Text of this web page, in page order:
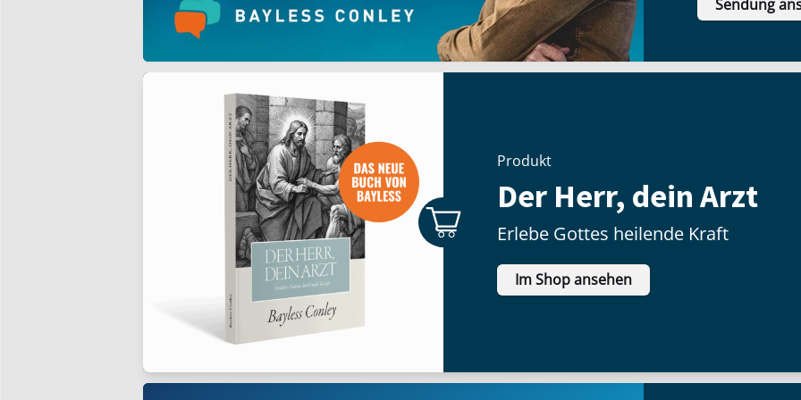
Sendung
Produkt
Der Herr, dein Arzt
Erlebe Gottes heilende Kraft
Im Shop ansehen